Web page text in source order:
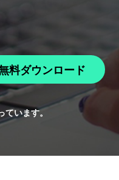
料ダウンロード
ています。